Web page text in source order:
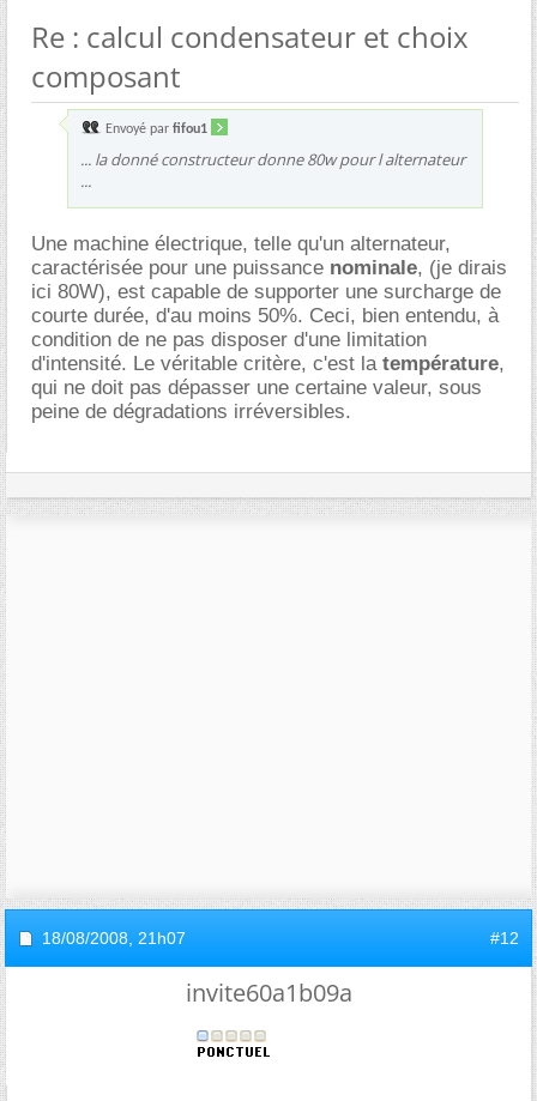
Re : calcul condensateur et choix
composant
Envoyé par fifou1
... la donné constructeur donne 80w pour l alternateur
...
Une machine électrique, telle qu'un alternateur,
caractérisée pour une puissance nominale, (je dirais
ici 80W), est capable de supporter une surcharge de
courte durée, d'au moins 50%. Ceci, bien entendu, à
condition de ne pas disposer d'une limitation
d'intensité. Le véritable critère, c'est la température,
qui ne doit pas dépasser une certaine valeur, sous
peine de dégradations irréversibles.
18/08/2008, 21h07 #12
invite60a1b09a